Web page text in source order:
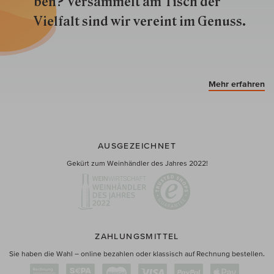
Vielfalt sind wir ver­eint im Genuss.
Mehr erfahren
AUSGEZEICHNET
Gekürt zum Weinhändler des Jahres 2022!
ZAHLUNGSMITTEL
Sie haben die Wahl – online bezahlen oder klassisch auf Rechnung bestellen.